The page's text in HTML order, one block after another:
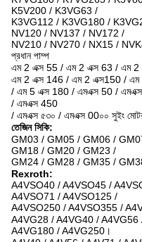
K5V200 / K3VG63 /
K3VG112 / K3VG180 /
NV120 / NV137 / NV172 /
NV210 / NV270 / NX15 /
প্রধান পাম্প
এম 2 এক্স 55 / এম 2 এক্স 63 / এম
এম 2 এক্স 146 / এম 2 এক্স150 /
/ এম 5 এক্স 180 / এমএক্স 50 /
/ এমএক্স 450
/ এমএক্স ৫৩০ / এমএক্স 00০০ সুইং
তেজিন সিকি:
GM03 / GM05 / GM06 /
GM18 / GM20 / GM23 /
GM24 / GM28 / GM35 / GM38 /
Rexroth:
A4VSO40 / A4VSO45 /
A4VSO71 / A4VSO125 /
A4VSO250 / A4VSO355 /
A4VG28 / A4VG40 /
A4VG180 / A4VG250।